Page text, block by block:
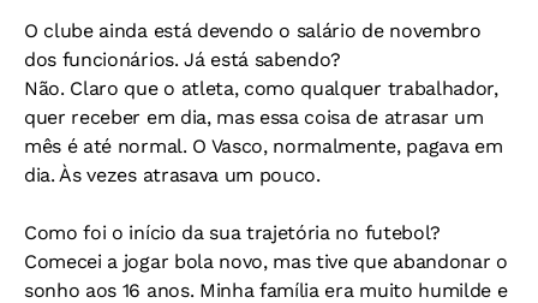
O clube ainda está devendo o salário de novembro
dos funcionários. Já está sabendo?
Não. Claro que o atleta, como qualquer trabalhador,
quer receber em dia, mas essa coisa de atrasar um
mês é até normal. O Vasco, normalmente, pagava em
dia. Às vezes atrasava um pouco.
Como foi o início da sua trajetória no futebol?
Comecei a jogar bola novo, mas tive que abandonar o
sonho aos 16 anos. Minha família era muito humilde e